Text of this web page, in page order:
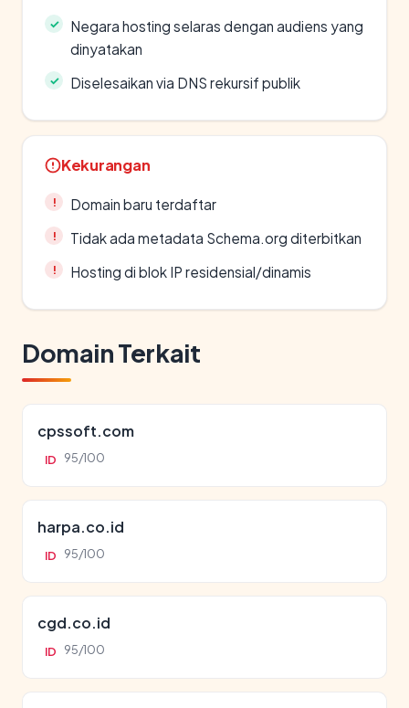
Negara hosting selaras dengan audiens yang
dinyatakan
Diselesaikan via DNS rekursif publik
Kekurangan
Domain baru terdaftar
Tidak ada metadata Schema.org diterbitkan
Hosting di blok IP residensial/dinamis
Domain Terkait
cpssoft.com
ID 95/100
harpa.co.id
ID 95/100
cgd.co.id
ID 95/100